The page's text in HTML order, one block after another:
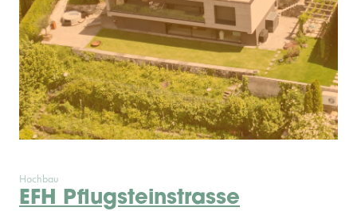
Hochbau
EFH Pflugsteinstrasse